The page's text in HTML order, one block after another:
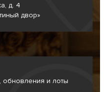
д. 4
двор»
обновления и лоты